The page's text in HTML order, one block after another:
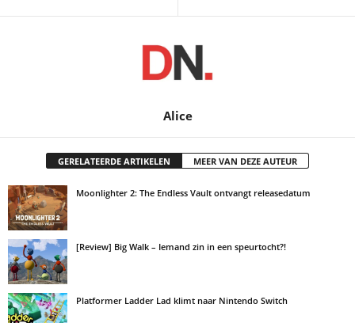
Alice
GERELATEERDE ARTIKELEN MEER VAN DEZE AUTEUR
Moonlighter 2: The Endless Vault ontvangt releasedatum
[Review] Big Walk – Iemand zin in een speurtocht?!
Platformer Ladder Lad klimt naar Nintendo Switch